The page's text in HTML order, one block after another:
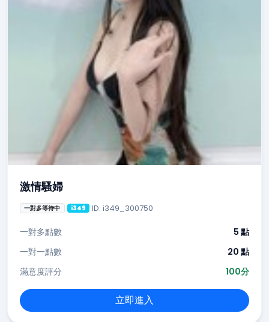
激情騷婦
一對多等待中 i349 ID: i349_300750
一對多點數
5 點
一對一點數
20 點
滿意度評分
100分
立即進入